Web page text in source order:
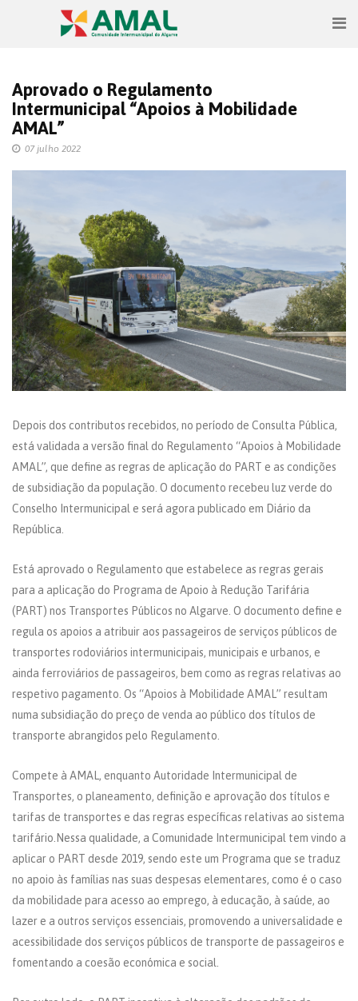
Aprovado o Regulamento
Intermunicipal “Apoios à Mobilidade
AMAL”
07 julho 2022
Depois dos contributos recebidos, no período de Consulta Pública,
está validada a versão final do Regulamento “Apoios à Mobilidade
AMAL”, que define as regras de aplicação do PART e as condições
de subsidiação da população. O documento recebeu luz verde do
Conselho Intermunicipal e será agora publicado em Diário da
República.
Está aprovado o Regulamento que estabelece as regras gerais
para a aplicação do Programa de Apoio à Redução Tarifária
(PART) nos Transportes Públicos no Algarve. O documento define e
regula os apoios a atribuir aos passageiros de serviços públicos de
transportes rodoviários intermunicipais, municipais e urbanos, e
ainda ferroviários de passageiros, bem como as regras relativas ao
respetivo pagamento. Os “Apoios à Mobilidade AMAL” resultam
numa subsidiação do preço de venda ao público dos títulos de
transporte abrangidos pelo Regulamento.
Compete à AMAL, enquanto Autoridade Intermunicipal de
Transportes, o planeamento, definição e aprovação dos títulos e
tarifas de transportes e das regras específicas relativas ao sistema
tarifário.Nessa qualidade, a Comunidade Intermunicipal tem vindo a
aplicar o PART desde 2019, sendo este um Programa que se traduz
no apoio às famílias nas suas despesas elementares, como é o caso
da mobilidade para acesso ao emprego, à educação, à saúde, ao
lazer e a outros serviços essenciais, promovendo a universalidade e
acessibilidade dos serviços públicos de transporte de passageiros e
fomentando a coesão económica e social.